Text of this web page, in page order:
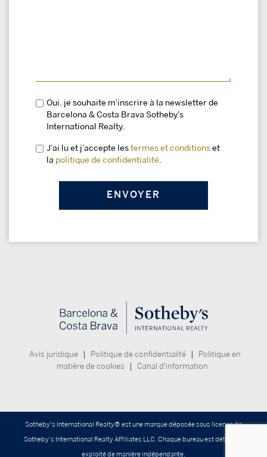
Oui, je souhaite m'inscrire à la newsletter de
Barcelona & Costa Brava Sotheby's
International Realty.
J'ai lu et j'accepte les termes et conditions et
la politique de confidentialité
Avis juridique Politique de confidentialité
Politique en
matière de cookies
Canal d'information
Sotheby's International Realty® est une marque déposée sous licence de
Sotheby's International Realty Affiliates LLC. Chaque bureau est détenu et
exploité de manière indépendante.